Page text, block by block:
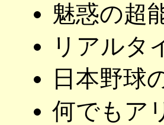
魅惑の超
リアルタ
日本野球
何でもア